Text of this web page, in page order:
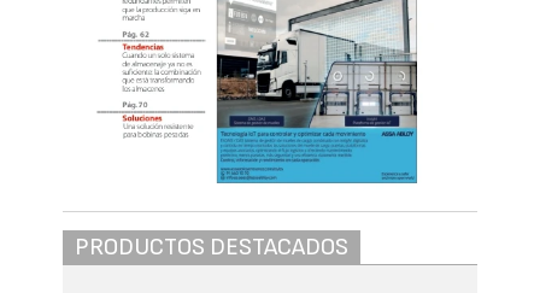
PRODUCTOS DESTACADOS